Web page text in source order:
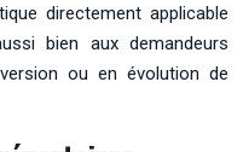
directement applicable
bien aux demandeurs
ou en évolution de